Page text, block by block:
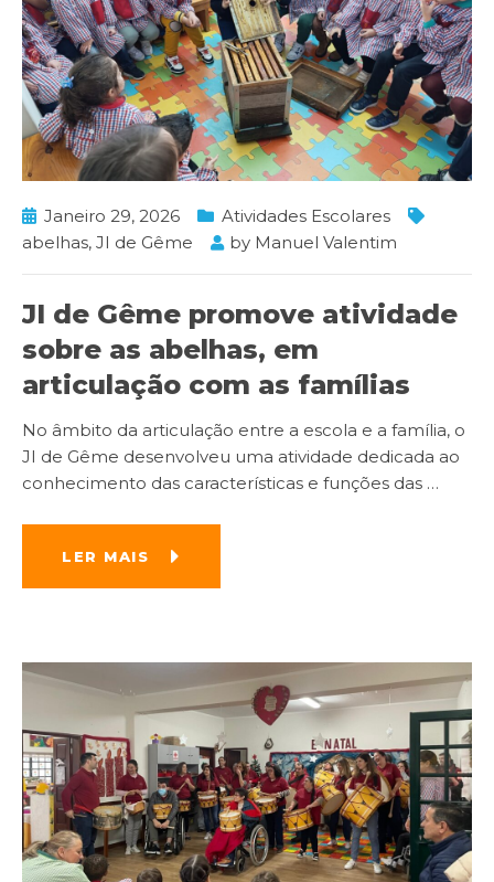
Janeiro 29, 2026
Atividades Escolares
abelhas, JI de Gême by Manuel Valentim
JI de Gême promove atividade
sobre as abelhas, em
articulação com as famílias
No âmbito da articulação entre a escola e a família, o
JI de Gême desenvolveu uma atividade dedicada ao
conhecimento das características e funções das …
LER MAIS